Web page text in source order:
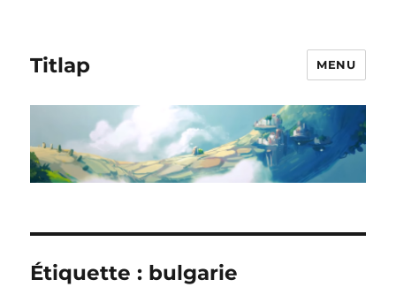
Titlap MENU
Étiquette : bulgarie